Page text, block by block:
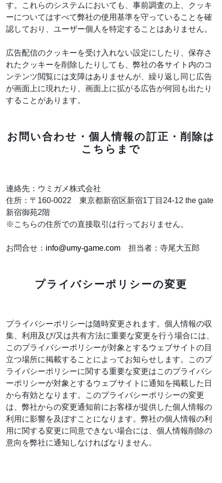
す。これらのシステムにおいても、事前調査の上、クッキ
ーについてはすべて弊社の使用基準を守っていることを確
認しており、ユーザー個人を特定することはありません。
広告配信のクッキーを受け入れない設定にしたり、保存さ
れたクッキーを削除したりしても、弊社の各サイト内のコ
ンテンツ閲覧には支障はありませんが、繰り返し同じ広告
が画面上に現れたり、画面上に拡がる広告が何回も出たり
することがあります。
お問い合わせ・個人情報の訂正・削除は
こちらまで
連絡先：ウミガメ株式会社
住所：〒160-0022 東京都新宿区新宿1丁目24-12 the gate
新宿御苑2階
※こちらの住所での直接取引は行っておりません。
お問合せ： info@umy-game.com 担当者：寺尾大五郎
プライバシーポリシーの変更
プライバシーポリシーは随時変更されます。個人情報の収
集、利用及び/又は共有方法に重要な変更を行う場合には、
このプライバシーポリシーが対象とするウェブサイトの目
立つ場所に掲載することによってお知らせします。このプ
ライバシーポリシーに関する重要な変更はこのプライバシ
ーポリシーが対象とするウェブサイトに通知を掲載した日
から有効となります。このプライバシーポリシーの変更
は、弊社からの変更通知前にお客様が提供した個人情報の
利用に影響を及ぼすことになります。弊社の個人情報の利
用に関する変更に同意できない場合には、個人情報削除の
意向を弊社に通知しなければなりません。